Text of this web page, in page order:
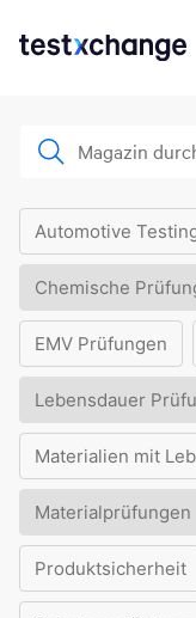
Automotive
Chemische
EMV Prüfungen
Lebensdauer
Materialien mit
Materialprüfungen
Produktsicherheit